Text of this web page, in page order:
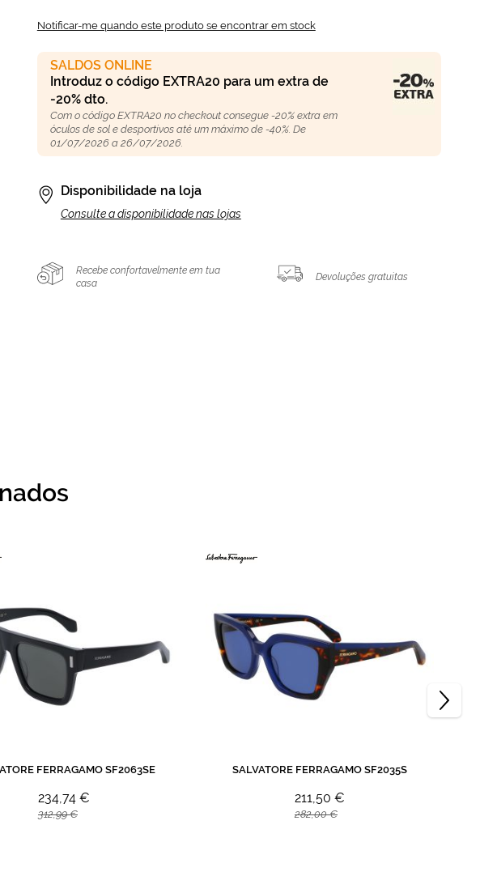
Notificar-me quando este produto se encontrar em stock
SALDOS ONLINE
Introduz o código EXTRA20 para um extra de
-20% dto.
Com o código EXTRA20 no checkout consegue -20% extra em
óculos de sol e desportivos até um máximo de -40%. De
01/07/2026 a 26/07/2026.
Disponibilidade na loja
Consulte a disponibilidade nas lojas
Recebe confortavelmente em tua
casa
Devoluções gratuitas
FERRAGAMO SF2063SE
234,74 €
312,99 €
SALVATORE FERRAGAMO SF2035S
211,50 €
282,00 €